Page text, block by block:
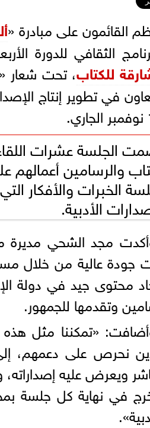
القائمون على مبادرة «
الثقافي للدورة
للكتاب
في تطوير إنتاج
والرسامين
الخبرات والأفكار
الأدبية.
مجد الشحي مديرة
جودة عالية من خلال
محتوى جيد في دولة
وتقدمها للجمهور.
«تمكننا مثل هذه
نحرص على دعمهم،
ويعرض عليه
في نهاية كل جلسة